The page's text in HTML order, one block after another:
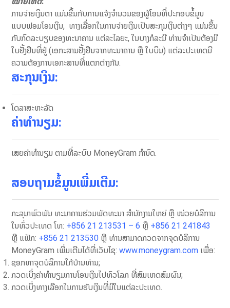
ການຈ່າຍເງິນຕາ ແມ່ນຂຶ້ນກັບການແຈ້ງຈໍານວນຂອງຜູ້ໂອນທີ່ປະກອບຂໍ້ມູນ
ແບບຟອມໂອນເງິນ, ທາງເລື່ອກໃນການຈ່າຍເງິນເປັນສະກຸນເງິນຕ່າງໆ ແມ່ນຂຶ້ນ
ກັບກົດລະບຽບຂອງທະນາຄານ ແຕ່ລະໄລຍະ, ໃນບາງກໍລະນີ ທ່ານຈຳເປັນຕ້ອງມີ
ໃບຢັ້ງຢືນທີ່ຢູ່ (ເອກະສານຢັ້ງຢືນຈາກທະນາຄານ ຫຼື ໃບບິນ) ແຕ່ລະປະເທດມີ
ຄວາມຕ້ອງການເອກະສານທີ່ແຕກຕ່າງກັນ.
ສະກຸນເງິນ:
​ໂດ​ລາສະຫະລັດ
ຄ່າທໍານຽມ:
ເສຍຄ່າທຳນຽມ ຕາມທີ່ລະບົບ MoneyGram ກຳນົດ.
ສອບຖາມຂໍ້ມູນເພີ່ມເຕີມ:
ກະລຸນາພົວພັນ ທະນາຄານຮ່ວມພັດທະນາ ສຳນັກງານໃຫຍ່ ຫຼື ໜ່ວຍບໍລິການ
ໃນທົ່ວປະເທດ ໂທ: +856 21 213531 – 6 ຫຼື +856 21 241843
ຫຼື ແຟັກ: +856 21 213530 ຫຼື ທ່ານສາມາດກວດຈາກຈຸດບໍລິການ
MoneyGram ເພີ່ມເຕີມໄດ້ທີ່ເວັບໄຊ:www.moneygram.com ເພື່ອ:
ຊອກຫາຈຸດບໍລິການໃກ້ບ້ານທ່ານ;
ກວດເບິ່ງຄ່າທຳນຽມການໂອນເງິນໄປທົວໂລກ ທີ່ສົມເຫດສົມຜົນ;
ກວດເບິ່ງທາງເລືອກໃນການຮັບເງິນທີ່ມີໃນແຕ່ລະປະເທດ.